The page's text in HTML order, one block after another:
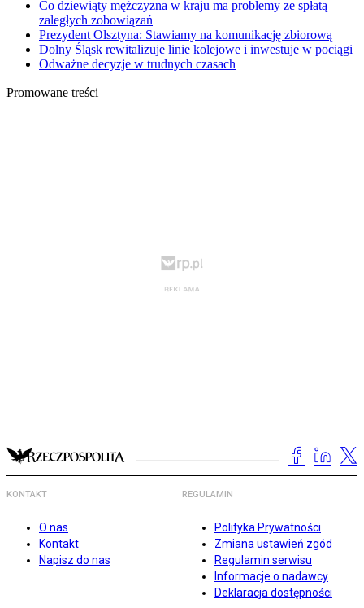
Co dziewiąty mężczyzna w kraju ma problemy ze spłatą
zaległych zobowiązań
Prezydent Olsztyna: Stawiamy na komunikację zbiorową
Dolny Śląsk rewitalizuje linie kolejowe i inwestuje w pociągi
Odważne decyzje w trudnych czasach
Promowane treści
KONTAKT
O nas
Kontakt
Napisz do nas
REGULAMIN
Polityka Prywatności
Zmiana ustawień zgód
Regulamin serwisu
Informacje o nadawcy
Deklaracja dostępności